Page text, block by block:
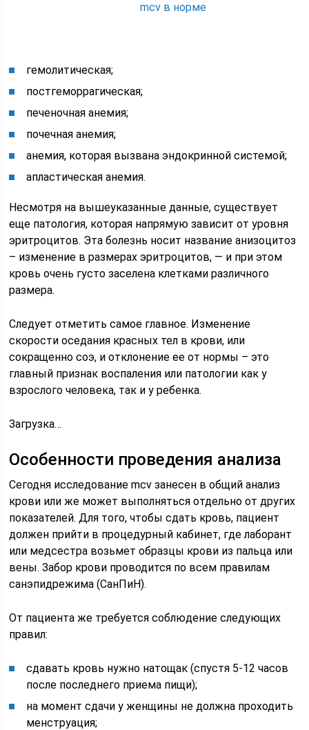
mcv в норме
гемолитическая;
постгеморрагическая;
печеночная анемия;
почечная анемия;
анемия, которая вызвана эндокринной системой;
апластическая анемия.
Несмотря на вышеуказанные данные, существует
еще патология, которая напрямую зависит от уровня
эритроцитов. Эта болезнь носит название анизоцитоз
– изменение в размерах эритроцитов, — и при этом
кровь очень густо заселена клетками различного
размера.
Следует отметить самое главное. Изменение
скорости оседания красных тел в крови, или
сокращенно соэ, и отклонение ее от нормы – это
главный признак воспаления или патологии как у
взрослого человека, так и у ребенка.
Загрузка…
Особенности проведения анализа
Сегодня исследование mcv занесен в общий анализ
крови или же может выполняться отдельно от других
показателей. Для того, чтобы сдать кровь, пациент
должен прийти в процедурный кабинет, где лаборант
или медсестра возьмет образцы крови из пальца или
вены. Забор крови проводится по всем правилам
санэпидрежима (СанПиН).
От пациента же требуется соблюдение следующих
правил:
сдавать кровь нужно натощак (спустя 5-12 часов
после последнего приема пищи);
на момент сдачи у женщины не должна проходить
менструация;